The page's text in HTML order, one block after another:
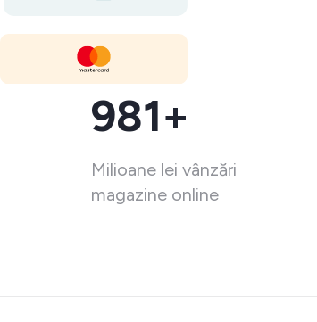
981+
Milioane lei vânzări
magazine online